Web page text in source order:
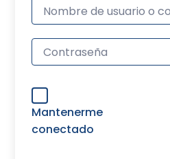
Mantenerme
conectado